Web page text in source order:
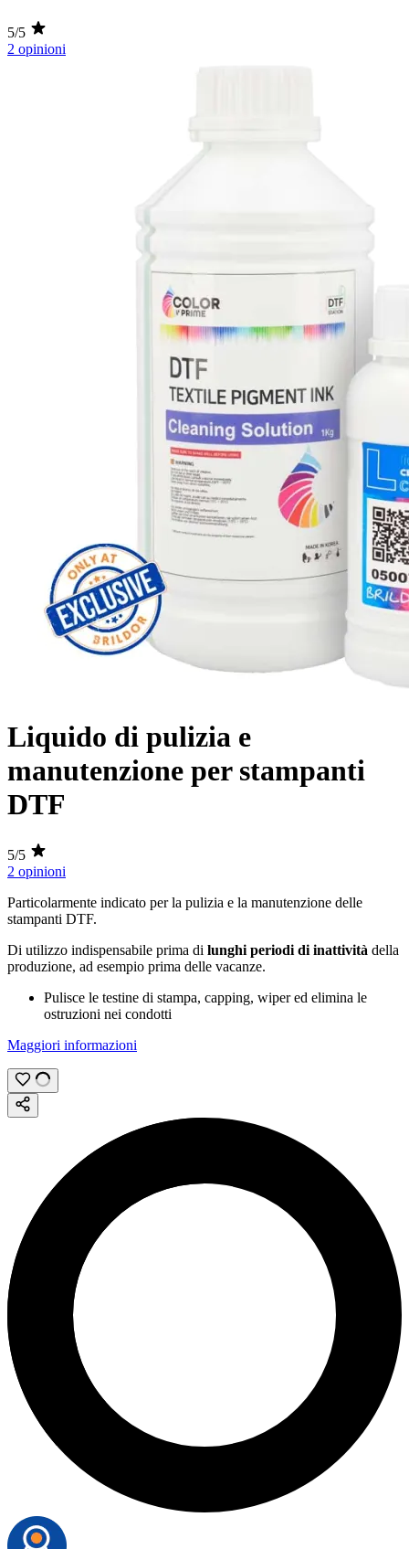
5/5
2 opinioni
Liquido di pulizia e
manutenzione per stampanti
DTF
5/5
2 opinioni
Particolarmente indicato per la pulizia e la manutenzione delle
stampanti DTF.
Di utilizzo indispensabile prima di lunghi periodi di inattività della
produzione, ad esempio prima delle vacanze.
Pulisce le testine di stampa, capping, wiper ed elimina le
ostruzioni nei condotti
Maggiori informazioni